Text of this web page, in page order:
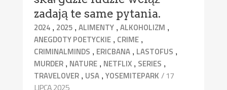
zadają te same pytania.
2024 , 2025 ,ALIMENTY ,ALKOHOLIZM ,
ANEGDOTY POETYCKIE , CRIME ,
CRIMINALMINDS , ERICBANA , LASTOFUS ,
MURDER , NATURE , NETFLIX , SERIES ,
TRAVELOVER , USA ,YOSEMITEPARK / 17
LIPCA 2025